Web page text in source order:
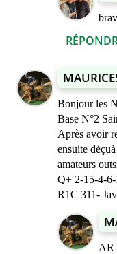
Bonjour les
Base N°2
Après avoir
ensuite
amateurs
Q+ 2-15-4-
R1C 311-
AR